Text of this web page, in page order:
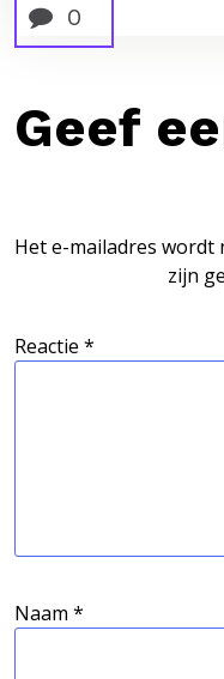
0
Geef
Het e-mailadres wordt
zijn
Reactie *
Naam *